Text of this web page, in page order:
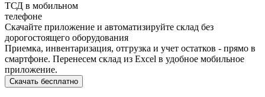
ТСД в мобильном
телефоне
Скачайте приложение и автоматизируйте склад без
дорогостоящего оборудования
Приемка, инвентаризация, отгрузка и учет остатков - прямо в
смартфоне. Перенесем склад из Excel в удобное мобильное
приложение.
Скачать бесплатно